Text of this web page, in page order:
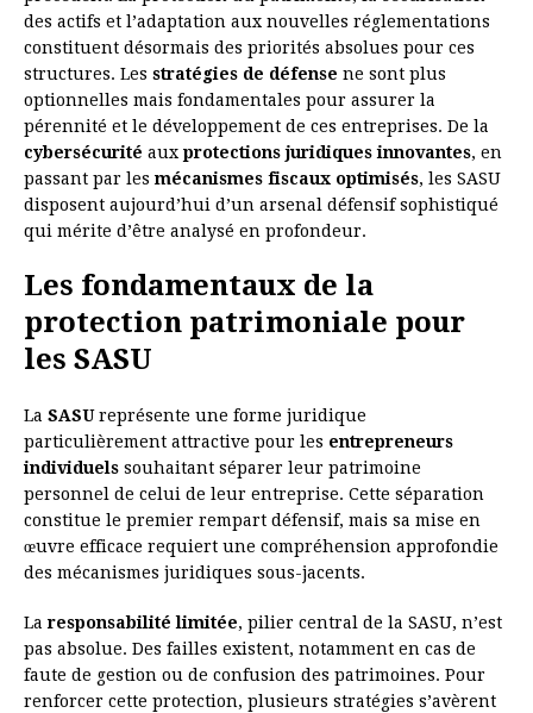
des actifs et l’adaptation aux nouvelles réglementations
constituent désormais des priorités absolues pour ces
structures. Les stratégies de défense ne sont plus
optionnelles mais fondamentales pour assurer la
pérennité et le développement de ces entreprises. De la
cybersécurité aux protections juridiques innovantes, en
passant par lesmécanismes fiscaux optimisés, les SASU
disposent aujourd’hui d’un arsenal défensif sophistiqué
qui mérite d’être analysé en profondeur.
Les fondamentaux de la
protection patrimoniale pour
les SASU
La SASUreprésente une forme juridique
particulièrement attractive pour les entrepreneurs
individuels souhaitant séparer leur patrimoine
personnel de celui de leur entreprise. Cette séparation
constitue le premier rempart défensif, mais sa mise en
œuvre efficace requiert une compréhension approfondie
des mécanismes juridiques sous-jacents.
Laresponsabilité limitée, pilier central de la SASU, n’est
pas absolue. Des failles existent, notamment en cas de
faute de gestion ou de confusion des patrimoines. Pour
renforcer cette protection, plusieurs stratégies s’avèrent